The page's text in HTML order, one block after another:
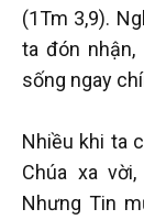
(1Tm 3,9).
ta đón
sống ngay
Nhiều khi ta
Chúa xa
Nhưng Tin